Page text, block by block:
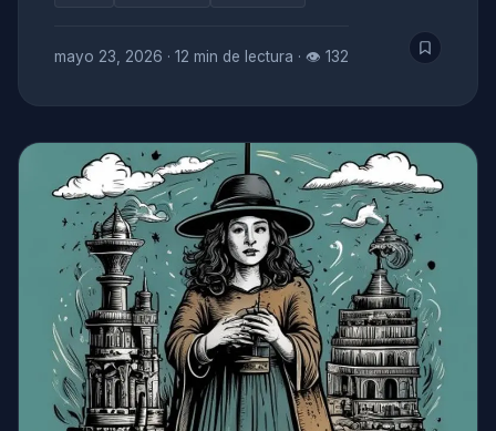
mayo 23, 2026 · 12 min de lectura · 👁 132